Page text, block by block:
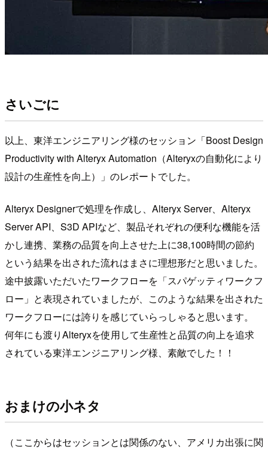
さいごに
以上、東洋エンジニアリング様のセッション「Boost Design
Productivity with Alteryx Automation（Alteryxの自動化により
設計の生産性を向上）」のレポートでした。
Alteryx Designerで処理を作成し、Alteryx Server、Alteryx
Server API、S3D APIなど、製品それぞれの便利な機能を活
かし連携、業務の品質を向上させた上に38,100時間の節約
という結果を出された流れはまさに理想形だと思いました。
途中披露いただいたワークフローを「スパゲッティワークフ
ロー」と表現されていましたが、このような結果を出された
ワークフローには誇りを感じていらっしゃると思います。
何年にも渡りAlteryxを使用して生産性と品質の向上を追求
されている東洋エンジニアリング様、素敵でした！！
おまけの小ネタ
（ここからはセッションとは関係のない、アメリカ出張に関